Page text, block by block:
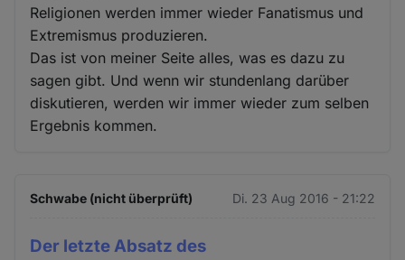
Religionen werden immer wieder Fanatismus und
Extremismus produzieren.
Das ist von meiner Seite alles, was es dazu zu
sagen gibt. Und wenn wir stundenlang darüber
diskutieren, werden wir immer wieder zum selben
Ergebnis kommen.
Schwabe (nicht überprüft) Di. 23 Aug 2016 - 21:22
Der letzte Absatz des